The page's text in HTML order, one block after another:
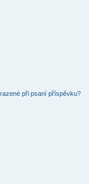
při psaní příspěvku?